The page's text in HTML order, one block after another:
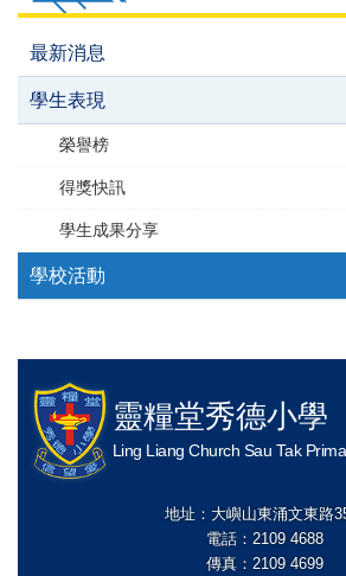
最新消息
學生表現
榮譽榜
得獎快訊
學生成果分享
學校活動
靈糧堂秀德小學
Ling Liang Church Sau Tak
地址：大嶼山東涌文東路
電話：2109 4688
傳真：2109 4699